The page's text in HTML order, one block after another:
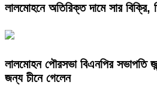
লালমোহনে অতিরিক্ত দামে সার বিক্রি,
লালমোহন পৌরসভা বিএনপির সভাপতি
জন্য চীনে গেলেন